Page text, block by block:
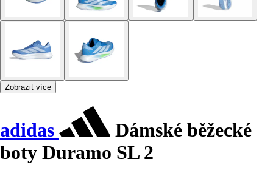
Zobrazit více
adidas
Dámské běžecké
boty Duramo SL 2